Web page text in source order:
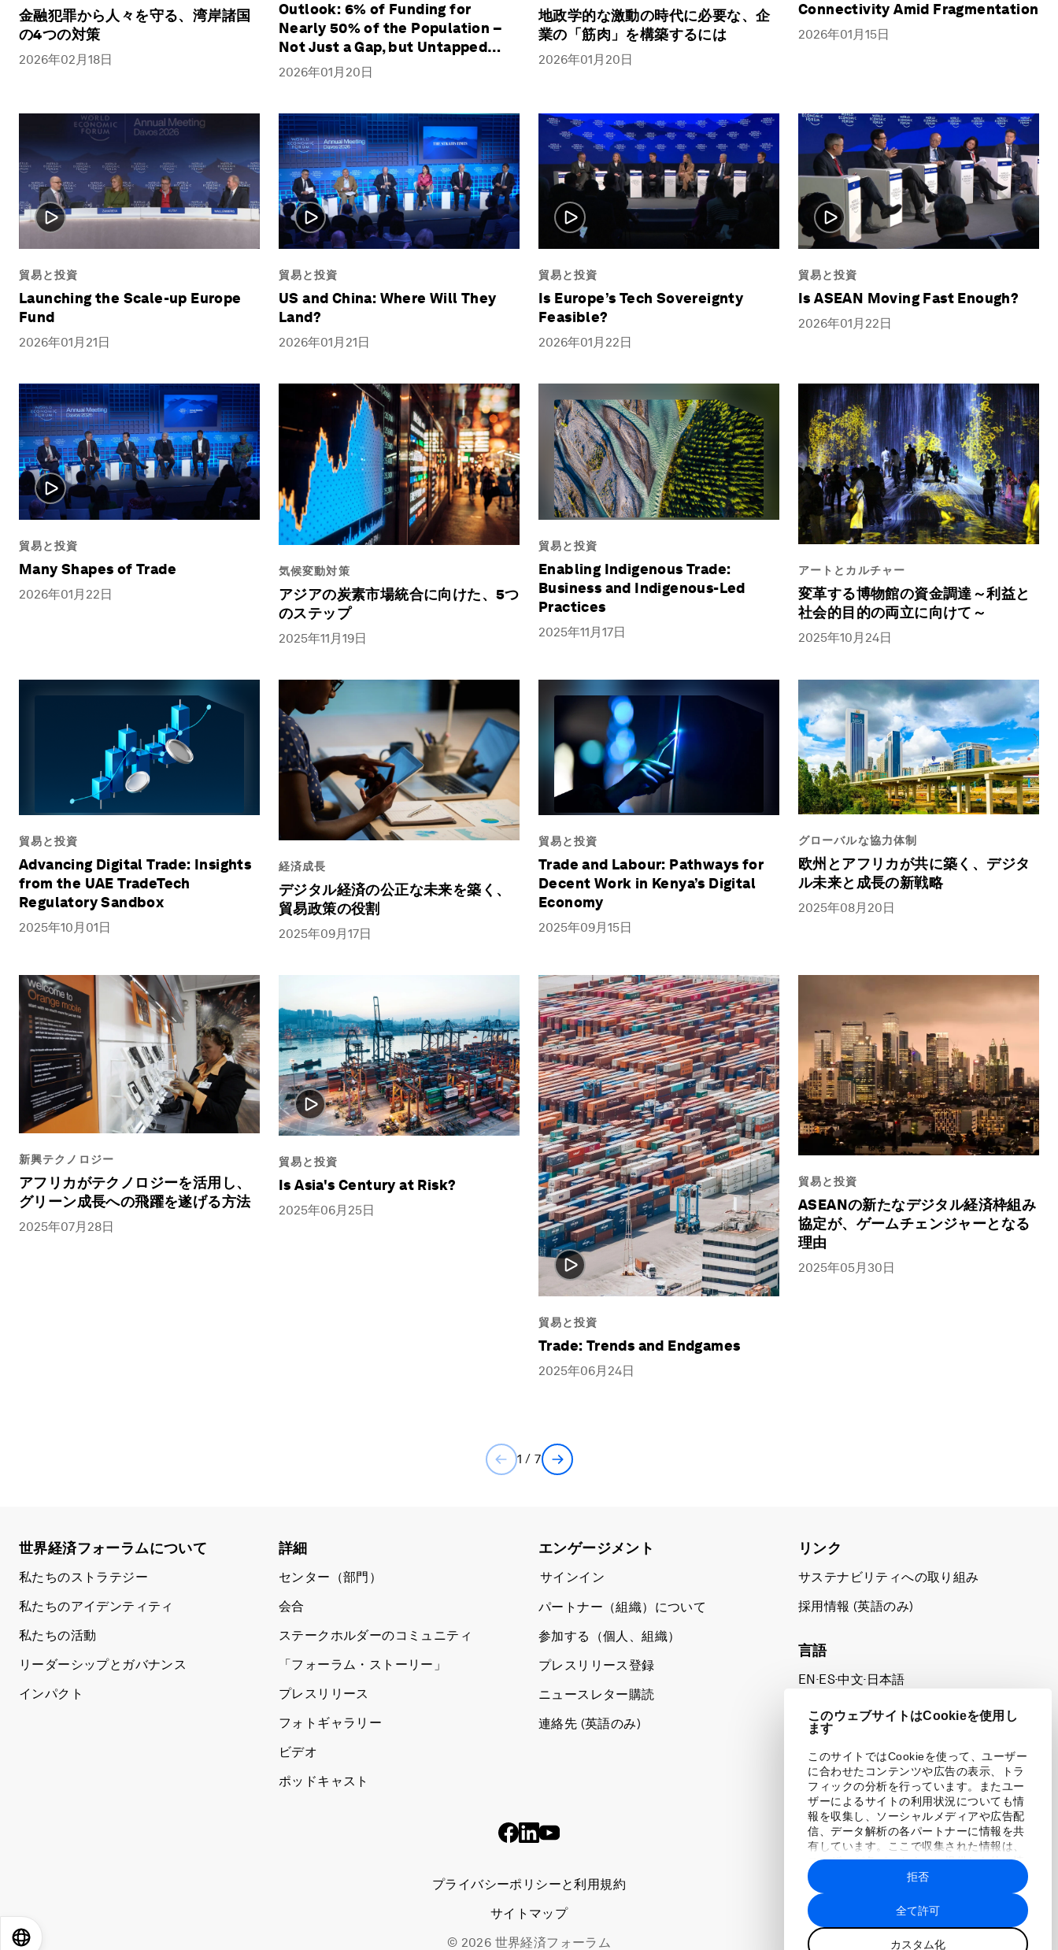
このウェブサイトはCookieを使用し
ます
このサイトではCookieを使って、ユーザー
に合わせたコンテンツや広告の表示、トラ
フィックの分析を行っています。またユー
ザーによるサイトの利用状況についても情
報を収集し、ソーシャルメディアや広告配
信、データ解析の各パートナーに情報を共
有しています。ここで収集された情報は、
ユーザーが各パートナーに提供した他の情
報や各パートナーのサービスを使用した際
に収集された情報と組み合わされ、各パー
トナーによって使用されることがありま
す。
全て許可
カスタム化
拒否
金融犯罪から人々を守る、湾岸諸国
の4つの対策
2026年02月18日
Outlook: 6% of Funding for
Nearly 50% of the Population –
Not Just a Gap, but Untapped
White Space
2026年01月20日
地政学的な激動の時代に必要な、企
業の「筋肉」を構築するには
2026年01月20日
Connectivity Amid Fragmentation
2026年01月15日
貿易と投資
Launching the Scale-up Europe
Fund
2026年01月21日
貿易と投資
US and China: Where Will They
Land?
2026年01月21日
貿易と投資
Is Europe’s Tech Sovereignty
Feasible?
2026年01月22日
貿易と投資
Is ASEAN Moving Fast Enough?
2026年01月22日
貿易と投資
Many Shapes of Trade
2026年01月22日
気候変動対策
アジアの炭素市場統合に向けた、5つ
のステップ
2025年11月19日
貿易と投資
Enabling Indigenous Trade:
Business and Indigenous-Led
Practices
2025年11月17日
アートとカルチャー
変革する博物館の資金調達～利益と
社会的目的の両立に向けて～
2025年10月24日
貿易と投資
Advancing Digital Trade: Insights
from the UAE TradeTech
Regulatory Sandbox
2025年10月01日
経済成長
デジタル経済の公正な未来を築く、
貿易政策の役割
2025年09月17日
貿易と投資
Trade and Labour: Pathways for
Decent Work in Kenya’s Digital
Economy
2025年09月15日
グローバルな協力体制
欧州とアフリカが共に築く、デジタ
ル未来と成長の新戦略
2025年08月20日
新興テクノロジー
アフリカがテクノロジーを活用し、
グリーン成長への飛躍を遂げる方法
2025年07月28日
貿易と投資
Is Asia's Century at Risk?
2025年06月25日
貿易と投資
Trade: Trends and Endgames
2025年06月24日
貿易と投資
ASEANの新たなデジタル経済枠組み
協定が、ゲームチェンジャーとなる
理由
2025年05月30日
1 / 7
世界経済フォーラムについて
私たちのストラテジー
私たちのアイデンティティ
私たちの活動
リーダーシップとガバナンス
インパクト
詳細
センター（部門）
会合
ステークホルダーのコミュニティ
「フォーラム・ストーリー」
プレスリリース
フォトギャラリー
ビデオ
ポッドキャスト
エンゲージメント
サインイン
パートナー（組織）について
参加する（個人、組織）
プレスリリース登録
ニュースレター購読
連絡先 (英語のみ)
リンク
サステナビリティへの取り組み
採用情報 (英語のみ)
言語
EN ▪ES▪中文▪ 日本語
プライバシーポリシーと利用規約
サイトマップ
© 2026 世界経済フォーラム